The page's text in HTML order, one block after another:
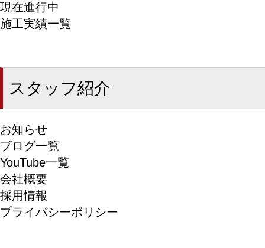
現在進行中
施工実績一覧
スタッフ紹介
お知らせ
ブログ一覧
YouTube一覧
会社概要
採用情報
プライバシーポリシー